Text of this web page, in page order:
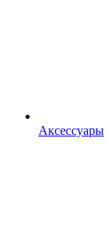
Аксессуары